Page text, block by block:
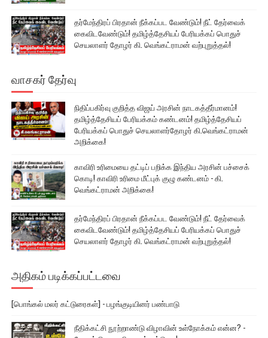
தர்மேந்திரப் பிரதான் நீக்கப்பட வேண்டும்! நீட் தேர்வைக்
கைவிடவேண்டும்! தமிழ்த்தேசியப் பேரியக்கப் பொதுச்
செயலாளர் தோழர் கி. வெங்கட்ராமன் வற்புறுத்தல்!
வாசகர் தேர்வு
நிதிப்பகிர்வு குறித்த விஜய் அரசின் நாடகத்தீர்மானம்!
தமிழ்த்தேசியப் பேரியக்கம் கண்டனம்! தமிழ்த்தேசியப்
பேரியக்கப் பொதுச் செயலாளர்தோழர் கி.வெங்கட்ராமன்
அறிக்கை!
காவிரி உரிமையை தட்டிப் பறிக்க இந்திய அரசின் பச்சைக்
கொடி! காவிரி உரிமை மீட்புக் குழு கண்டனம் - கி.
வெங்கட்ராமன் அறிக்கை!
தர்மேந்திரப் பிரதான் நீக்கப்பட வேண்டும்! நீட் தேர்வைக்
கைவிடவேண்டும்! தமிழ்த்தேசியப் பேரியக்கப் பொதுச்
செயலாளர் தோழர் கி. வெங்கட்ராமன் வற்புறுத்தல்!
அதிகம் படிக்கப்பட்டவை
[பொங்கல் மலர் கட்டுரைகள்] - பழங்குடியினர் பண்பாடு
நீதிக்கட்சி நூற்றாண்டு விழாவின் உள்நோக்கம் என்ன? -